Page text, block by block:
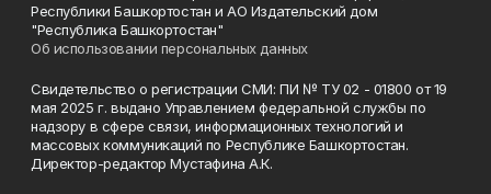
Республики Башкортостан и АО Издательский дом
"Республика Башкортостан"
Об использовании персональных данных
Свидетельство о регистрации СМИ: ПИ № ТУ 02 - 01800 от 19
мая 2025 г. выдано Управлением федеральной службы по
надзору в сфере связи, информационных технологий и
массовых коммуникаций по Республике Башкортостан.
Директор-редактор Мустафина А.К.